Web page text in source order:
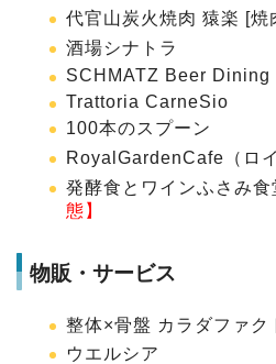
代官山炭火焼肉 猿楽 [焼
酒場シナトラ
SCHMATZ Beer Dining
Trattoria CarneSio
100本のスプーン
RoyalGardenCafe（ロ
発酵食とワインふさみ食
態】
物販・サービス
整体×骨盤 カラダファク
ウエルシア